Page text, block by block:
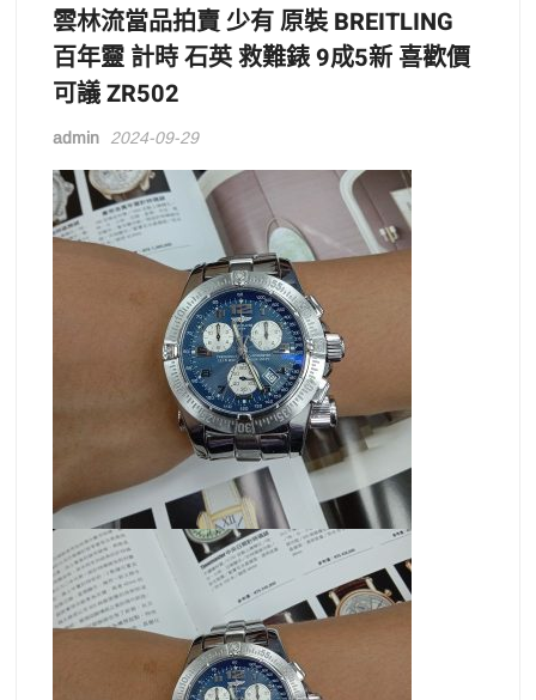
雲林流當品拍賣 少有 原裝 BREITLING
百年靈 計時 石英 救難錶 9成5新 喜歡價
可議 ZR502
admin 2024-09-29